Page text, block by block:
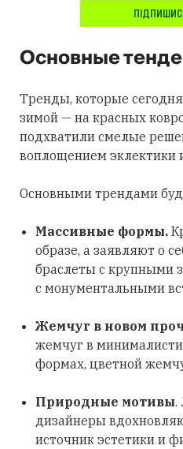
Основные
Тренды, которые
зимой — на красных
подхватили смелые
воплощением эклектики
Основными трендами
Массивные формы.
образе, а заявляют о
браслеты с крупными
с монументальными
Жемчуг в новом
жемчуг в
формах, цветной
Природные мотивы.
дизайнеры
источник эстетики и